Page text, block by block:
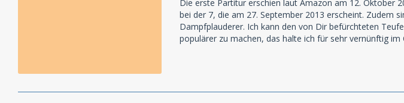
Die erste Partitur erschien laut Amazon am 12. Oktober
bei der 7, die am 27. September 2013 erscheint. Zudem
Dampfplauderer. Ich kann den von Dir befürchteten
populärer zu machen, das halte ich für sehr vernünftig